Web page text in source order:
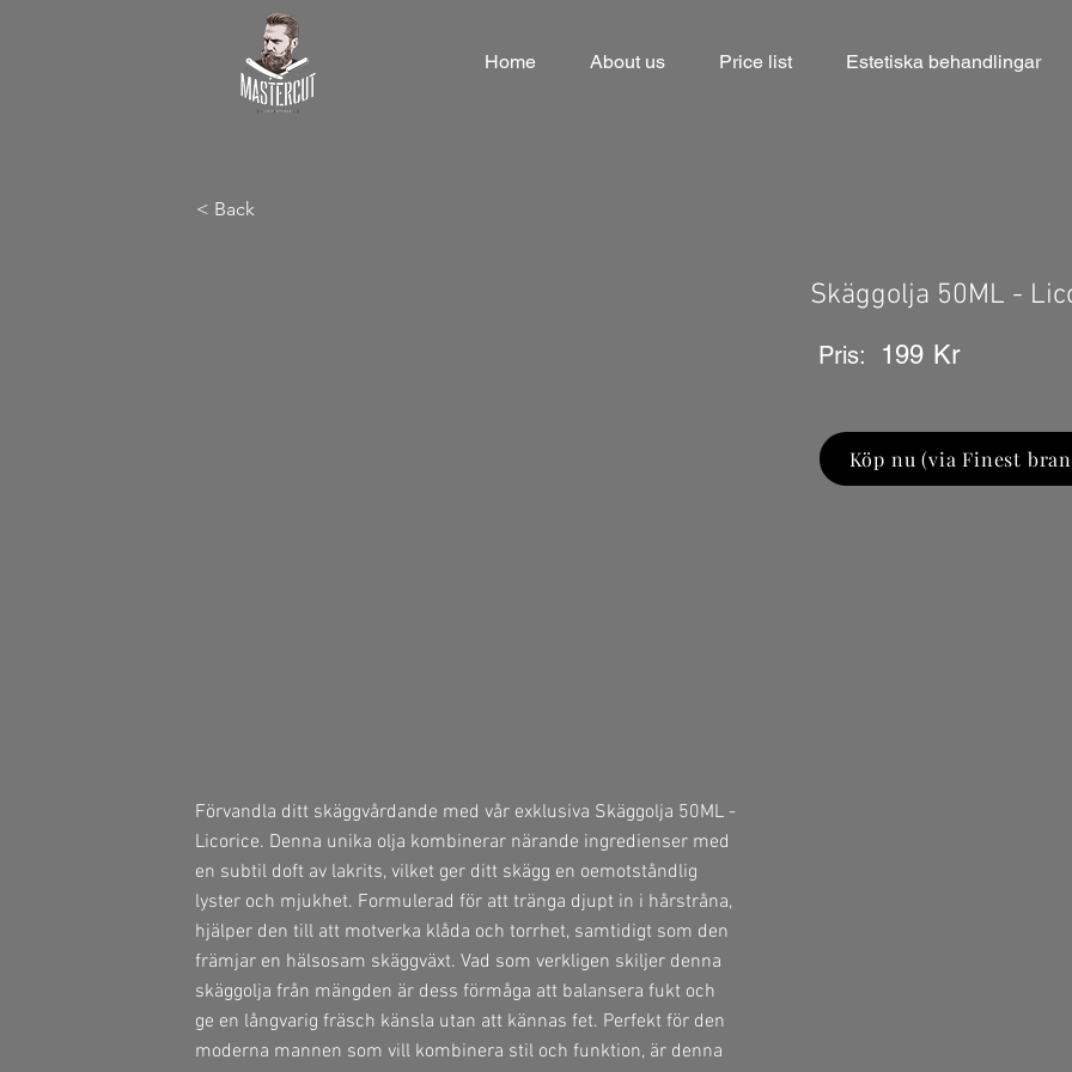
Home About us Price list Estetiska behandlingar
< Back
Skäggolja 50ML -
Pris: 199 Kr
Köp nu (via Finest
Förvandla ditt skäggvårdande med vår exklusiva Skäggolja 50ML -
Licorice. Denna unika olja kombinerar närande ingredienser med
en subtil doft av lakrits, vilket ger ditt skägg en oemotståndlig
lyster och mjukhet. Formulerad för att tränga djupt in i hårstråna,
hjälper den till att motverka klåda och torrhet, samtidigt som den
främjar en hälsosam skäggväxt. Vad som verkligen skiljer denna
skäggolja från mängden är dess förmåga att balansera fukt och
ge en långvarig fräsch känsla utan att kännas fet. Perfekt för den
moderna mannen som vill kombinera stil och funktion, är denna